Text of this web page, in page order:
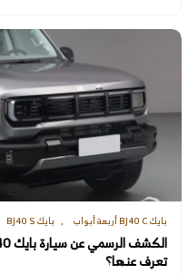
بايك BJ40 C أربعة أبواب بايك BJ40 S
تعرف عنها؟